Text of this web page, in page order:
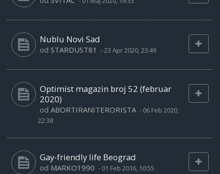
Nublu Novi Sad
od STARDUST81 -23 Apr 2020, 23:49
Optimist magazin broj 52 (februar
2020)
od ABORTIRANITERORISTA - 06 Feb 2020,
22:38
Gay-friendly life Beograd
od MARKO1990 - 01 Feb 2016, 10:55